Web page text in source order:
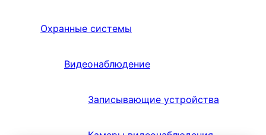
Охранные системы
Видеонаблюдение
Записывающие устройства